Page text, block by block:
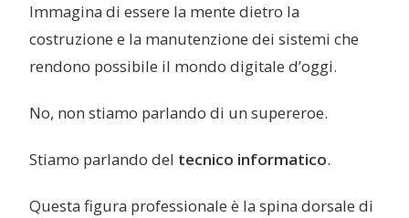
Immagina di essere la mente dietro la
costruzione e la manutenzione dei sistemi che
rendono possibile il mondo digitale d’oggi.
No, non stiamo parlando di un supereroe.
Stiamo parlando del tecnico informatico.
Questa figura professionale è la spina dorsale di